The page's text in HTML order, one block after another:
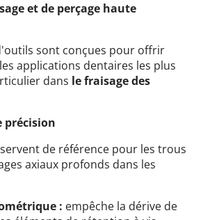
et de perçage haute
sont conçues pour offrir
applications dentaires les plus
dans le fraisage des
précision
de référence pour les trous
axiaux profonds dans les
: empêche la dérive de